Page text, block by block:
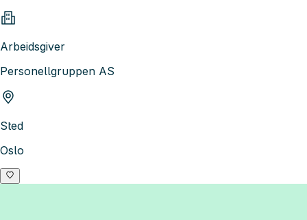
Arbeidsgiver
Personellgruppen AS
Sted
Oslo